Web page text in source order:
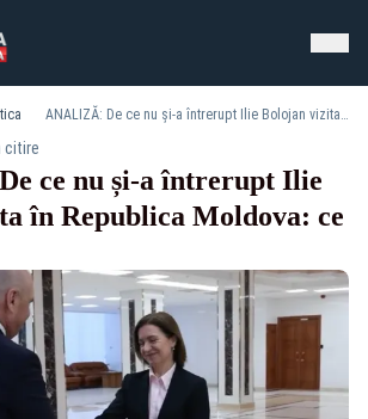
ANALIZĂ: De ce nu și-a întrerupt Ilie Bolojan vizita în Republica Moldova: ce ar urmări
citire
ce nu și-a întrerupt Ilie
în Republica Moldova: ce